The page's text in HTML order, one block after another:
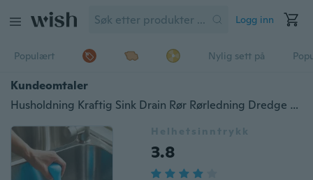
Logg inn
Populært Nylig sett på
Kundeomtaler
Husholdning Kraftig Sink Drain Rør Rørledning Dredge sugekopp Toalettstempler
Helhetsinntrykk
3.8